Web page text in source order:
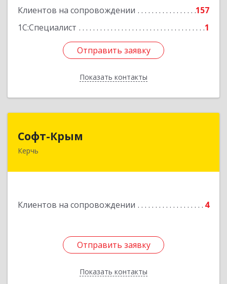
Клиентов на сопровождении
157
1С:Специалист
1
Отправить заявку
Показать контакты
Отправить заявку
Назад
Софт-Крым
Керчь
Клиентов на сопровождении 4
Отправить заявку
Показать контакты
Республика Калмыкия, г. Элиста, ул. Губаревича,
Отправить заявку
Назад